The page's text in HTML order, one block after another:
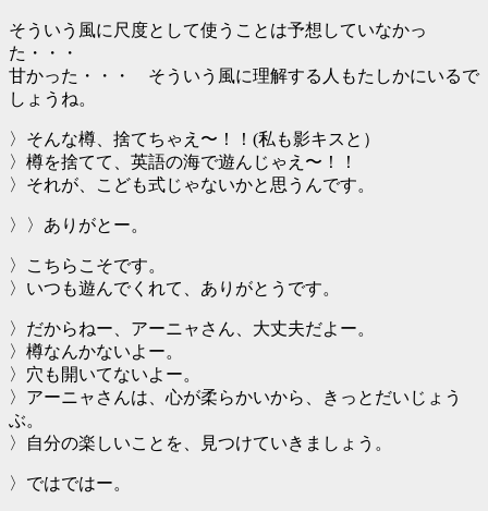
そういう風に尺度として使うことは予想していなかっ
た・・・
甘かった・・・ そういう風に理解する人もたしかにいるで
しょうね。
〉そんな樽、捨てちゃえ〜！！(私も影キスと）
〉樽を捨てて、英語の海で遊んじゃえ〜！！
〉それが、こども式じゃないかと思うんです。
〉〉ありがとー。
〉こちらこそです。
〉いつも遊んでくれて、ありがとうです。
〉だからねー、アーニャさん、大丈夫だよー。
〉樽なんかないよー。
〉穴も開いてないよー。
〉アーニャさんは、心が柔らかいから、きっとだいじょう
ぶ。
〉自分の楽しいことを、見つけていきましょう。
〉ではではー。